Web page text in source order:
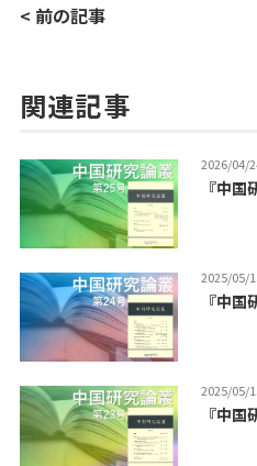
< 前の記事
関連記事
2026/04/
『中
2025/05/
『中
2025/05/
『中